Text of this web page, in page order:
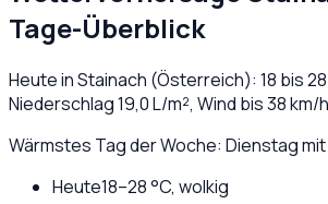
Tage-Überblick
Heute inStainach (Österreich): 18 bis28
Niederschlag19,0L/m², Wind bis38km/
Wärmstes Tag der Woche: Dienstag mit
Heute18–28°C, wolkig